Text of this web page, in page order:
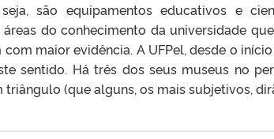
são equipamentos educativos e
do conhecimento da universidade
maior evidência. A UFPel, desde o
sentido. Há três dos seus museus no
(que alguns, os mais subjetivos,